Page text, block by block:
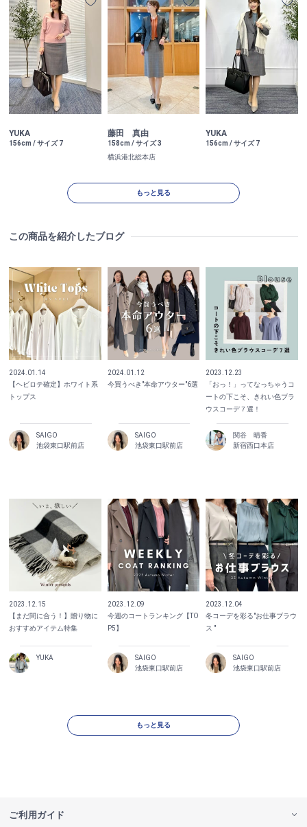
YUKA
156cm / サイズ 7
藤田 真由
158cm / サイズ 3
横浜港北総本店
YUKA
156cm / サイズ 7
もっと見る
この商品を紹介したブログ
2024.01.14
【ヘビロテ確定】ホワイト系
トップス
SAIGO
池袋東口駅前店
2024.01.12
今買うべき"本命アウター"6選
SAIGO
池袋東口駅前店
2023.12.23
「おっ！」ってなっちゃうコ
ートの下こそ、きれい色ブラ
ウスコーデ７選！
関谷 晴香
新宿西口本店
2023.12.15
【まだ間に合う！】贈り物に
おすすめアイテム特集
YUKA
2023.12.09
今週のコートランキング【TO
P5】
SAIGO
池袋東口駅前店
2023.12.04
冬コーデを彩る"お仕事ブラウ
ス "
SAIGO
池袋東口駅前店
もっと見る
ご利用ガイド